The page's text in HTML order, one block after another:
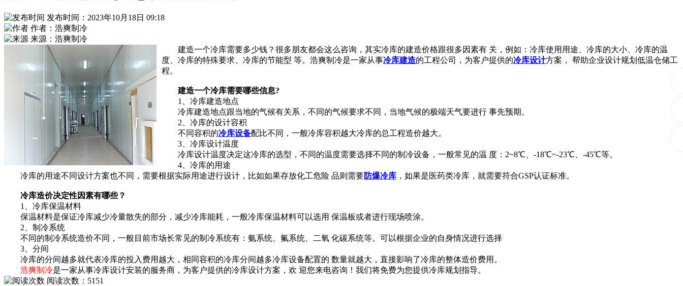
发布时间：2023年10月18日 09:18
作者：浩爽制冷
来源：浩爽制冷
建造一个冷库需要多少钱？很多朋友都会这么咨询，其实冷库的建造价格跟很多因素有 关，例如：冷库使用用途、冷库的大小、冷库的温
度、冷库的特殊要求、冷库的节能型 等。浩爽制冷是一家从事冷库建造的工程公司，为客户提供的冷库设计方案， 帮助企业设计规划低温仓储工
程。
建造一个冷库需要哪些信息?
1、冷库建造地点
冷库建造地点跟当地的气候有关系，不同的气候要求不同，当地气候的极端天气要进行 事先预期。
2、冷库的设计容积
不同容积的冷库设备配比不同，一般冷库容积越大冷库的总工程造价越大。
3、冷库设计温度
冷库设计温度决定这冷库的选型，不同的温度需要选择不同的制冷设备，一般常见的温 度：2~8℃、-18℃~-23℃、-45℃等。
4、冷库的用途
冷库的用途不同设计方案也不同，需要根据实际用途进行设计，比如如果存放化工危险 品则需要防爆冷库 ，如果是医药类冷库，就需要符合GSP认证标准。
冷库造价决定性因素有哪些？
1、冷库保温材料
保温材料是保证冷库减少冷量散失的部分，减少冷库能耗，一般冷库保温材料可以选用 保温板或者进行现场喷涂。
2、制冷系统
不同的制冷系统造价不同，一般目前市场长常见的制冷系统有：氨系统、氟系统、二氧 化碳系统等。可以根据企业的自身情况进行选择
3、分间
冷库的分间越多就代表冷库的投入费用越大，相同容积的冷库分间越多冷库设备配置的 数量就越大，直接影响了冷库的整体造价费用。
浩爽制冷是一家从事冷库设计安装的服务商，为客户提供的冷库设计方案，欢 迎您来电咨询！我们将免费为您提供冷库规划指导。
阅读次数： 5151